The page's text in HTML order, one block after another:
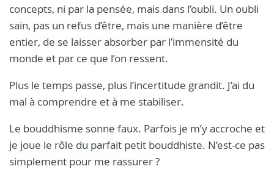
concepts, ni par la pensée, mais dans l’oubli. Un oubli
sain, pas un refus d’être, mais une manière d’être
entier, de se laisser absorber par l’immensité du
monde et par ce que l’on ressent.
Plus le temps passe, plus l’incertitude grandit. J’ai du
mal à comprendre et à me stabiliser.
Le bouddhisme sonne faux. Parfois je m’y accroche et
je joue le rôle du parfait petit bouddhiste. N’est-ce pas
simplement pour me rassurer ?